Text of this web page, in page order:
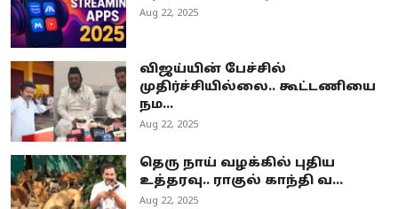
Aug 22, 2025
விஜய்யின் பேச்சில்
முதிர்ச்சியில்லை.. கூட்டணியை
நம...
Aug 22, 2025
தெரு நாய் வழக்கில் புதிய
உத்தரவு.. ராகுல் காந்தி வ...
Aug 22, 2025